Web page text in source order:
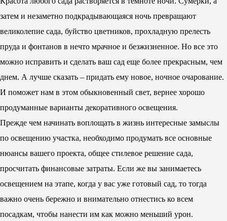
затем и незаметно подкрадывающаяся ночь превращают
великолепие сада, буйство цветников, прохладную прелесть
пруда и фонтанов в нечто мрачное и безжизненное. Но все это
можно исправить и сделать ваш сад еще более прекрасным, чем
днем. А лучше сказать – придать ему новое, ночное очарование.
И поможет нам в этом обыкновенный свет, вернее хорошо
продуманные варианты декоративного освещения.
Прежде чем начинать воплощать в жизнь интересные замыслы
по освещению участка, необходимо продумать все основные
нюансы вашего проекта, общее стилевое решение сада,
просчитать финансовые затраты. Если же вы занимаетесь
освещением на этапе, когда у вас уже готовый сад, то тогда
важно очень бережно и внимательно отнестись ко всем
посадкам, чтобы нанести им как можно меньший урон.